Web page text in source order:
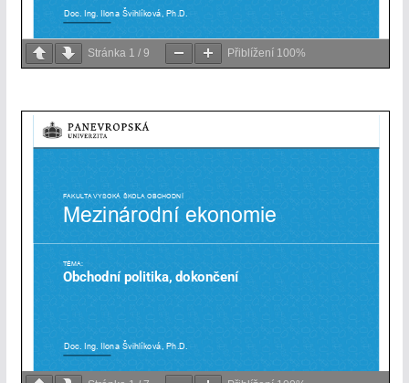
Stránka 1 / 9 Přiblížení 100%